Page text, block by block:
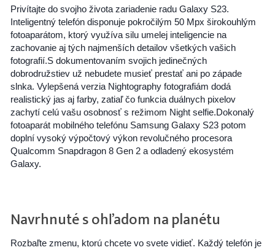
Privítajte do svojho života zariadenie radu Galaxy S23.
Inteligentný telefón disponuje pokročilým 50 Mpx širokouhlým
fotoaparátom, ktorý využíva silu umelej inteligencie na
zachovanie aj tých najmenších detailov všetkých vašich
fotografií.S dokumentovaním svojich jedinečných
dobrodružstiev už nebudete musieť prestať ani po západe
slnka. Vylepšená verzia Nightography fotografiám dodá
realistický jas aj farby, zatiaľ čo funkcia duálnych pixelov
zachytí celú vašu osobnosť s režimom Night selfie.Dokonalý
fotoaparát mobilného telefónu Samsung Galaxy S23 potom
doplní vysoký výpočtový výkon revolučného procesora
Qualcomm Snapdragon 8 Gen 2 a odladený ekosystém
Galaxy.
Navrhnuté s ohľadom na planétu
Rozbaľte zmenu, ktorú chcete vo svete vidieť. Každý telefón je